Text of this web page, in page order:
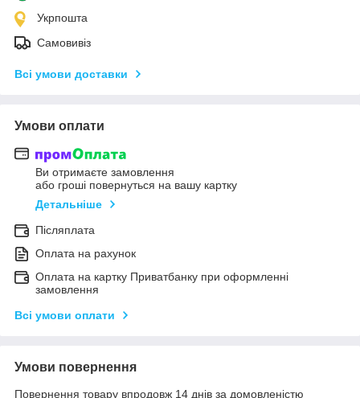
Укрпошта
Самовивіз
Всі умови доставки
Умови оплати
Ви отримаєте замовлення
або гроші повернуться на вашу картку
Детальніше
Післяплата
Оплата на рахунок
Оплата на картку Приватбанку при оформленні
замовлення
Всі умови оплати
Умови повернення
Повернення товару впродовж 14 днів за домовленістю